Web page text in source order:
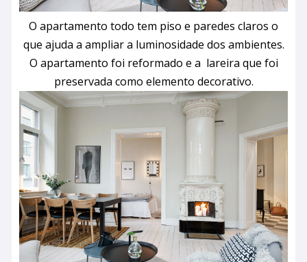
O apartamento todo tem piso e paredes claros o
que ajuda a ampliar a luminosidade dos ambientes.
O apartamento foi reformado e a lareira que foi
preservada como elemento decorativo.